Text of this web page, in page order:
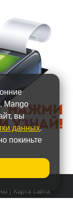
| Карта сайта
Mango
вы
данных.
покиньте